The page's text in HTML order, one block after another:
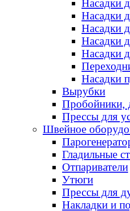
Насадки
Насадки
Насадки
Насадки
Насадки
Насадки
Вырубки
Пробойники,
Прессы для
Швейное
Гладильные
Отпариватели
Утюги
Прессы для
Накладки и